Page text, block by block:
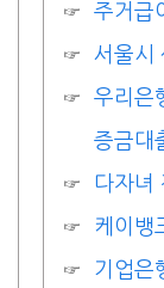
주거급
서울시
우리은
증금대
다자녀
케이뱅
기업은